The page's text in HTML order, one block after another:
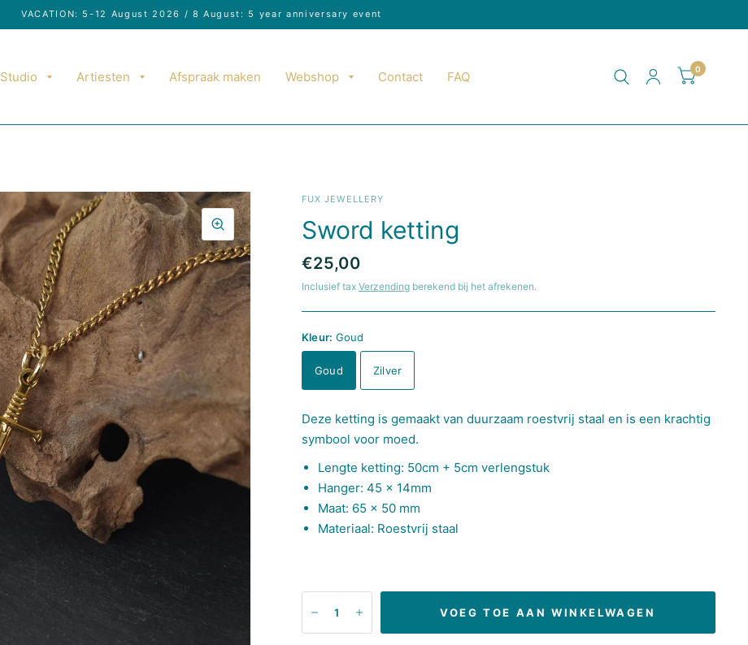
VACATION: 5-12 August 2026 / 8 August: 5 year anniversary event
Studio Artiesten Afspraak maken Webshop Contact FAQ
0
FUX JEWELLERY
Sword ketting
€25,00
Inclusief tax Verzendingberekend bij het afrekenen.
Kleur: Goud
Goud Zilver
Deze ketting is gemaakt van duurzaam roestvrij staal en is een krachtig
symbool voor moed.
Lengte ketting: 50cm + 5cm verlengstuk
Hanger: 45 x 14mm
Maat: 65 x 50 mm
Materiaal: Roestvrij staal
VOEG TOE AAN WINKELWAGEN